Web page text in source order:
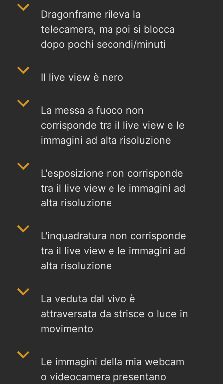
b
Dragonframe rileva la
telecamera, ma poi si blocca
dopo pochi secondi/minuti
b Il live view è nero
b
La messa a fuoco non
corrisponde tra il live view e le
immagini ad alta risoluzione
b
L'esposizione non corrisponde
tra il live view e le immagini ad
alta risoluzione
b
L'inquadratura non corrisponde
tra il live view e le immagini ad
alta risoluzione
b
La veduta dal vivo è
attraversata da strisce o luce in
movimento
b
Le immagini della mia webcam
o videocamera presentano